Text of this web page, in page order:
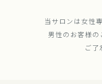
当サロンは女性
男性のお客様の
ご了